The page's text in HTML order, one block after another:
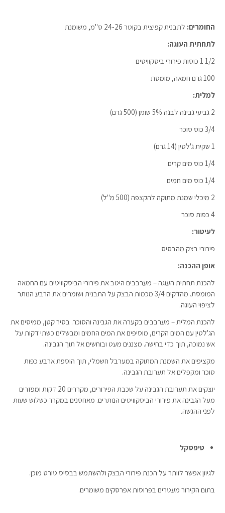
החומרים: לתבנית קפיצית בקוטר 24-26 ס"מ, משומנת
לתחתית העוגה:
1/2 1 כוסות פירורי ביסקוויטים
100 גרם חמאה, מומסת
למלית:
2 גביעי גבינה לבנה 5% שומן (500 גרם)
3/4 כוס סוכר
1 שקית ג'לטין (14 גרם)
1/4 כוס מים קרים
1/4 כוס מים חמים
2 מיכלי שמנת מתוקה להקצפה (500 מ"ל)
4 כפות סוכר
לעיטור:
פירורי בצק מהבסיס
אופן ההכנה:
להכנת תחתית העוגה – מערבבים היטב את פירורי הביסקוויטים עם החמאה
המומסת. מהדקים 3/4 מכמות הבצק על התבנית ושומרים את הרבע הנותר
לציפוי העוגה.
להכנת המלית – מערבבים בקערה את הגבינה והסוכר. בסיר קטן, ממיסים את
הג'לטין עם המים הקרים, מוסיפים את המים החמים ומבשלים כשתי דקות על
אש נמוכה, תוך כדי בחישה. מצננים מעט ובוחשים אל תוך הגבינה.
מקציפים את השמנת המתוקה במערבל חשמלי, תוך הוספת ארבע כפות
סוכר ומקפלים אל תערובת הגבינה.
יוצקים את תערובת הגבינה על שכבת הפירורים, מקררים 20 דקות ומפזרים
מעל הגבינה את פירורי הביסקוויטים הנותרים. מאחסנים במקרר כשלוש שעות
לפני ההגשה.
טיפסקל
לגיוון אפשר לוותר על הכנת פירורי הבצק ולהשתמש בבסיס טורט מוכן.
בתום הקירור מעטרים בפרוסות אפרסקים משומרים.